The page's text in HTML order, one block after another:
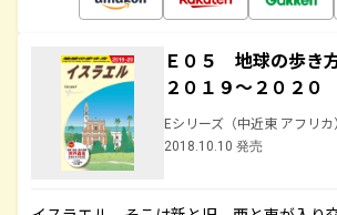
Ｅ０５ 地球の歩
２０１９～２０２０
Eシリーズ（中近東 アフリ
2018.10.10 発売